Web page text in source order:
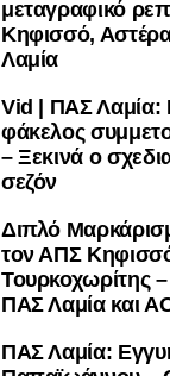
μεταγραφικό
Κηφισσό,
Λαμία
Vid | ΠΑΣ Λαμία:
φάκελος
– Ξεκινά ο
σεζόν
Διπλό
τον ΑΠΣ
Τουρκοχωρίτης
ΠΑΣ Λαμία και
ΠΑΣ Λαμία: